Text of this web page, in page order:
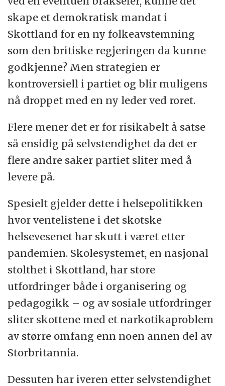
skape et demokratisk mandat i
Skottland for en ny folkeavstemning
som den britiske regjeringen da kunne
godkjenne? Men strategien er
kontroversiell i partiet og blir muligens
nå droppet med en ny leder ved roret.
Flere mener det er for risikabelt å satse
så ensidig på selvstendighet da det er
flere andre saker partiet sliter med å
levere på.
Spesielt gjelder dette i helsepolitikken
hvor ventelistene i det skotske
helsevesenet har skutt i været etter
pandemien. Skolesystemet, en nasjonal
stolthet i Skottland, har store
utfordringer både i organisering og
pedagogikk – og av sosiale utfordringer
sliter skottene med et narkotikaproblem
av større omfang enn noen annen del av
Storbritannia.
Dessuten har iveren etter selvstendighet